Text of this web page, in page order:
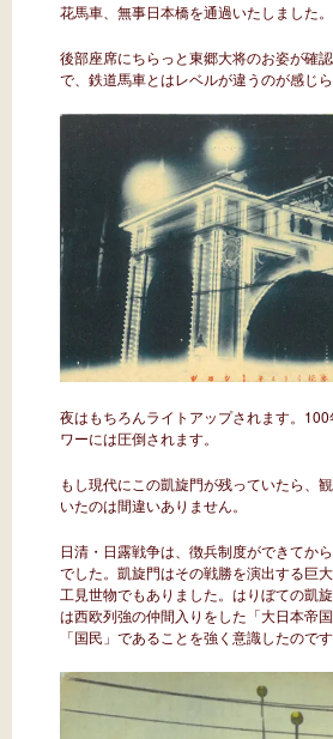
花馬車、無事日本橋を通過いたしました。
後部座席にちらっと東郷大将のお姿が確
で、鉄道馬車とはレベルが違うのが感じら
夜はもちろんライトアップされます。
ワーには圧倒されます。
もし現代にこの凱旋門が残っていたら、
いたのは間違いありません。
日清・日露戦争は、徴兵制度ができてか
でした。凱旋門はその戦勝を演出する巨
工見世物でもありました。はりぼての凱
は西欧列強の仲間入りをした「大日本帝
「国民」であることを強く意識したのです